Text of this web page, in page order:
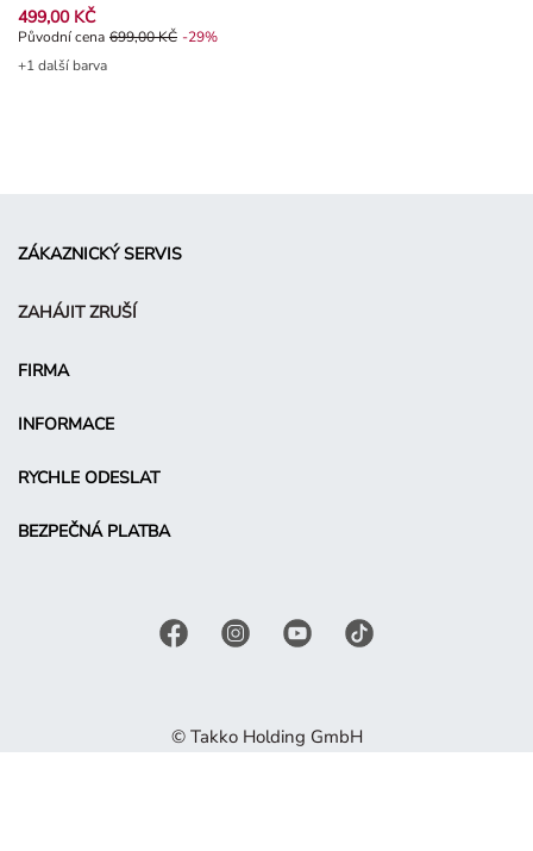
499,00 KČ
Původní cena 699,00 Kč, Sleva -29%
Původní cena 699,00 KČ -29%
+1 další barva
ZÁKAZNICKÝ SERVIS
ZAHÁJIT ZRUŠÍ
FIRMA
INFORMACE
RYCHLE ODESLAT
BEZPEČNÁ PLATBA
© Takko Holding GmbH